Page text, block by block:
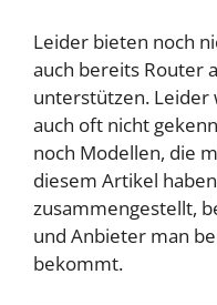
Leider bieten noch
auch bereits Router
unterstützen. Leider
auch oft nicht
noch Modellen, die
diesem Artikel
zusammengestellt,
und Anbieter man
bekommt.